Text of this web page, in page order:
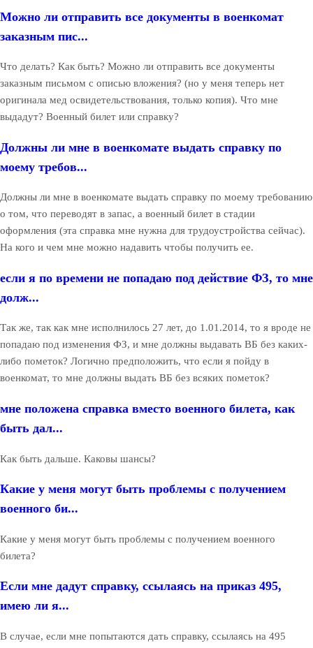
Можно ли отправить все документы в военкомат
заказным пис...
Что делать? Как быть? Можно ли отправить все документы
заказным письмом с описью вложения? (но у меня теперь нет
оригинала мед освидетельствования, только копия). Что мне
выдадут? Военный билет или справку?
Должны ли мне в военкомате выдать справку по
моему требов...
Должны ли мне в военкомате выдать справку по моему требованию
о том, что переводят в запас, а военный билет в стадии
оформления (эта справка мне нужна для трудоустройства сейчас).
На кого и чем мне можно надавить чтобы получить ее.
если я по времени не попадаю под действие ФЗ, то мне
долж...
Так же, так как мне исполнилось 27 лет, до 1.01.2014, то я вроде не
попадаю под изменения ФЗ, и мне должны выдавать ВБ без каких-
либо пометок? Логично предположить, что если я пойду в
военкомат, то мне должны выдать ВБ без всяких пометок?
мне положена справка вместо военного билета, как
быть дал...
Как быть дальше. Каковы шансы?
Какие у меня могут быть проблемы с получением
военного би...
Какие у меня могут быть проблемы с получением военного
билета?
Если мне дадут справку, ссылаясь на приказ 495,
имею ли я...
В случае, если мне попытаются дать справку, ссылаясь на 495